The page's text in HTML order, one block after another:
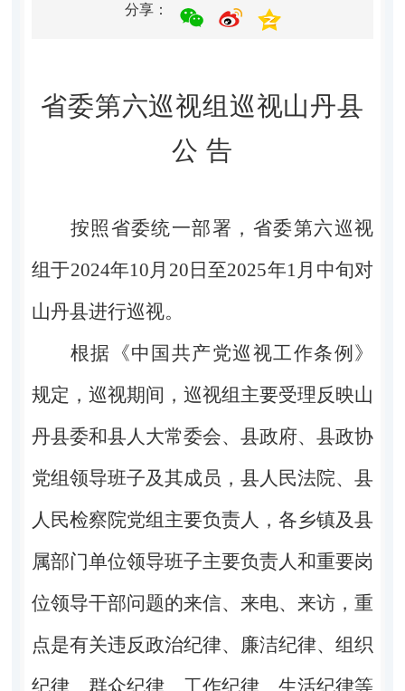
分享：
省委第六巡视组巡视山丹县
公 告
按照省委统一部署，省委第六巡视
组于2024年10 月 20 日至2025年1 月中旬对
山丹县进行巡视。
根据《中国共产党巡视工作条例》
规定，巡视期间，巡视组主要受理反映山
丹县委和县人大常委会、县政府、县政协
党组领导班子及其成员，县人民法院、县
人民检察院党组主要负责人，各乡镇及县
属部门单位领导班子主要负责人和重要岗
位领导干部问题的来信、来电、来访，重
点是有关违反政治纪律、廉洁纪律、组织
纪律、群众纪律、工作纪律、生活纪律等